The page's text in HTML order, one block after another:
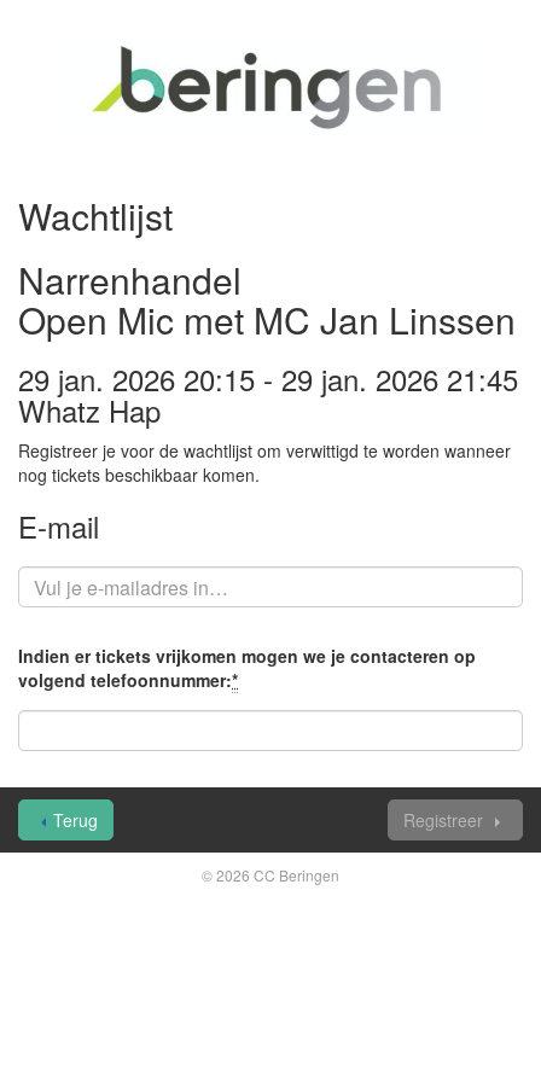
Wachtlijst
Narrenhandel
Open Mic met MC Jan Linssen
29 jan. 2026 20:15 - 29 jan. 2026 21:45
Whatz Hap
Registreer je voor de wachtlijst om verwittigd te worden wanneer
nog tickets beschikbaar komen.
E-mail
Indien er tickets vrijkomen mogen we je contacteren op
volgend telefoonnummer:*
Terug Registreer
© 2026 CC Beringen